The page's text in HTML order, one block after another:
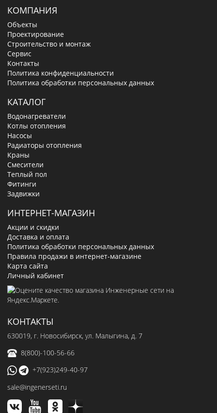
КОМПАНИЯ
Объекты
Проектирование
Строительство и монтаж
Сервис
Контакты
Политика конфиденциальности
Политика обработки персональных данных
КАТАЛОГ
Водонагреватели
Котлы отопления
Насосы
Радиаторы отопления
Краны
Смесители
Теплый пол
Фитинги
Задвижки
ИНТЕРНЕТ-МАГАЗИН
Акции и скидки
Доставка и оплата
Политика обработки персональных данных
Правила продажи в интернет-магазине
Карта сайта
Личный кабинет
КОНТАКТЫ
630019, г. Новосибирск, ул. Малыгина, д. 7
8(800)-100-56-66
+7(923)249-40-97
sale@ingenerseti.ru